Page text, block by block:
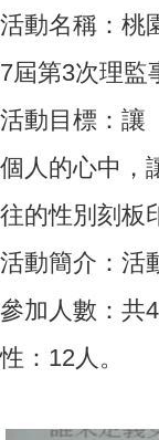
活動名稱：桃
7屆第3次理監
活動目標：讓
個人的心中，
往的性別刻板
活動簡介：活
參加人數：共
性：12人。